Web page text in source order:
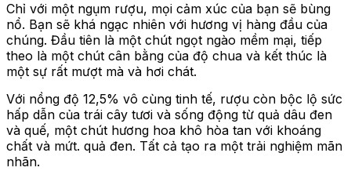
Chỉ với một ngụm rượu, mọi cảm xúc của bạn sẽ bùng
nổ. Bạn sẽ khá ngạc nhiên với hương vị hàng đầu của
chúng. Đầu tiên là một chút ngọt ngào mềm mại, tiếp
theo là một chút cân bằng của độ chua và kết thúc là
một sự rất mượt mà và hơi chát.
Với nồng độ 12,5% vô cùng tinh tế, rượu còn bộc lộ sức
hấp dẫn của trái cây tươi và sống động từ quả dâu đen
và quế, một chút hương hoa khô hòa tan với khoáng
chất và mứt. quả đen. Tất cả tạo ra một trải nghiệm mãn
nhãn.